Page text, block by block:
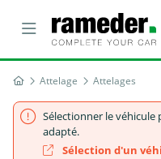
Attelage Attelages
Sélectionner le
adapté.
Sélection d'un